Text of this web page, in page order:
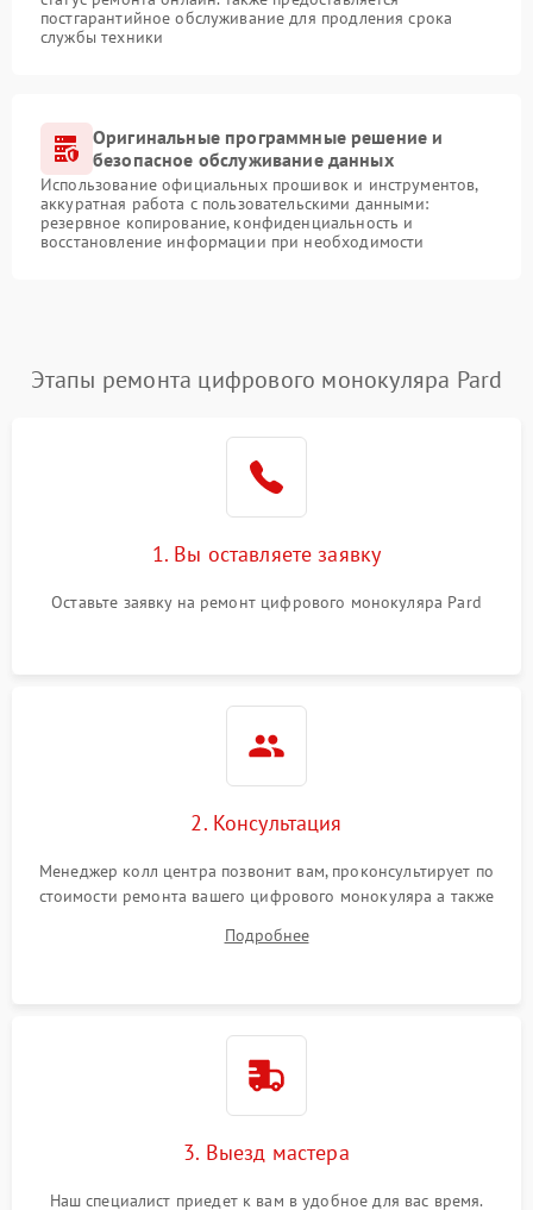
постгарантийное обслуживание для продления срока
службы техники
Оригинальные программные решение и
безопасное обслуживание данных
Использование официальных прошивок и инструментов,
аккуратная работа с пользовательскими данными:
резервное копирование, конфиденциальность и
восстановление информации при необходимости
Этапы ремонта цифрового монокуляра Pard
1. Вы оставляете заявку
Оставьте заявку на ремонт цифрового монокуляра Pard
2. Консультация
Менеджер колл центра позвонит вам, проконсультирует по
стоимости ремонта вашего цифрового монокуляра а также
Подробнее
3. Выезд мастера
Наш специалист приедет к вам в удобное для вас время.